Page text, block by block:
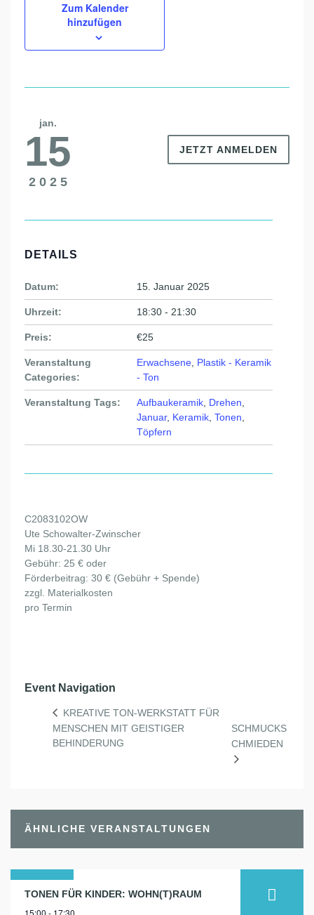
Zum Kalender
hinzufügen
jan.
15
2025
JETZT ANMELDEN
DETAILS
Datum: 15. Januar 2025
Uhrzeit: 18:30 - 21:30
Preis: €25
Veranstaltung
Categories:
Erwachsene Plastik - Keramik
- Ton
Veranstaltung Tags: Aufbaukeramik Drehen
Januar, Keramik Tonen
Töpfern
C2083102OW
Ute Schowalter-Zwinscher
Mi 18.30-21.30 Uhr
Gebühr: 25 € oder
Förderbeitrag: 30 € (Gebühr + Spende)
zzgl. Materialkosten
pro Termin
Event Navigation
KREATIVE TON-WERKSTATT FÜR
MENSCHEN MIT GEISTIGER
BEHINDERUNG
SCHMUCKS
CHMIEDEN
ÄHNLICHE VERANSTALTUNGEN
24
TONEN FÜR KINDER: WOHN(T)RAUM